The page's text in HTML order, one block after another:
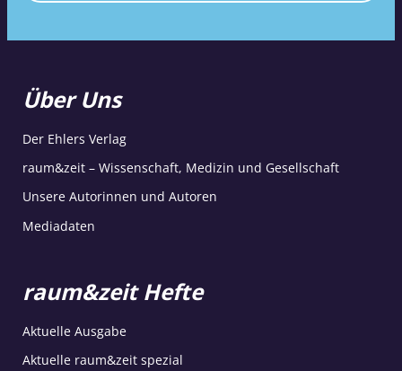
Über Uns
Der Ehlers Verlag
raum&zeit – Wissenschaft, Medizin und Gesellschaft
Unsere Autorinnen und Autoren
Mediadaten
raum&zeit Hefte
Aktuelle Ausgabe
Aktuelle raum&zeit spezial